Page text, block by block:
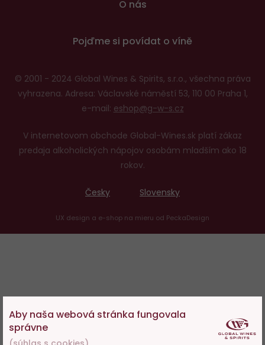
Aby naša webová stránka fungovala
správne
O nás
Pojďme si povídat o víně
© 2001 - 2024 Global Wines & Spirits, s.r.o., všechna práva
vyhrazena. Adresa: Václavské náměstí 53, 110 00 Praha 1,
e-mail: eshop@g-w-s.cz
V internetovom obchode Global-Wines.sk platí zákaz
predaja alkoholických nápojov osobám mladším ako 18
rokov.
Česky Slovensky
UX design a e-shop na mieru od PeckaDesign